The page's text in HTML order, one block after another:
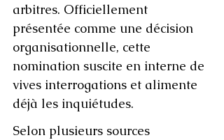
arbitres. Officiellement
présentée comme une décision
organisationnelle, cette
nomination suscite en interne de
vives interrogations et alimente
déjà les inquiétudes.
Selon plusieurs sources